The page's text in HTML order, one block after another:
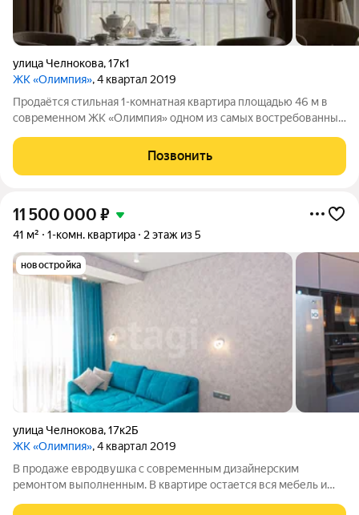
улица Челнокова,17к1
ЖК «Олимпия», 4 квартал 2019
Продаётся стильная 1-комнатная квартира площадью 46 м в
современном ЖК «Олимпия» одном из самых востребованных
Главное, что невозможно передать на фотографиях,
атмосфера. Панорамные окна
Позвонить
11 500 000 ₽
41 м² 1-комн. квартира 2 этаж из 5
новостройка
улица Челнокова,17к2Б
ЖК «Олимпия», 4 квартал 2019
В продаже евродвушка с современным дизайнерским
ремонтом выполненным. В квартире остается вся мебель и